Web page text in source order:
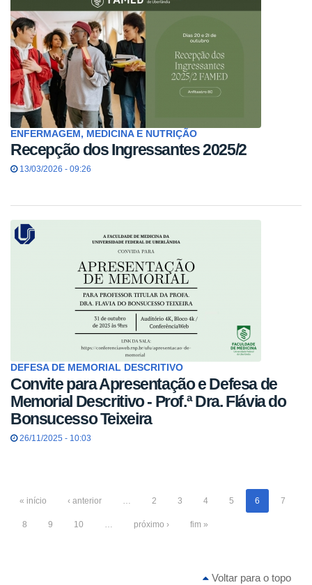
ENFERMAGEM, MEDICINA E NUTRIÇÃO
Recepção dos Ingressantes 2025/2
13/03/2026 - 09:26
DEFESA DE MEMORIAL DESCRITIVO
Convite para Apresentação e Defesa de
Memorial Descritivo - Prof.ª Dra. Flávia do
Bonsucesso Teixeira
26/11/2025 - 10:03
« início ‹ anterior … 2 3 4 5 6 7
8 9 10 … próximo › fim »
Voltar para o topo